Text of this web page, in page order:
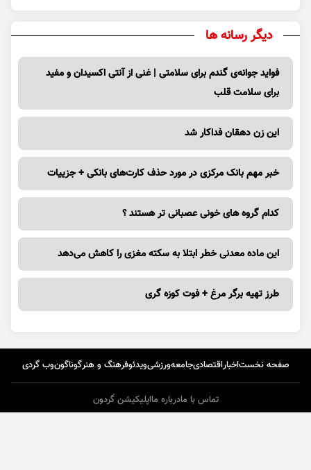
دیگر رسانه ها
فواید جوانه‌ی گندم برای سلامتی | غنی از آنتی اکسیدان و مفید
برای سلامت قلب
این زن دهقان فداکار شد
خبر مهم بانک مرکزی در مورد حذف کارت‌های بانکی + جزییات
کدام گروه های خونی عصبانی تر هستند ؟
این ماده معدنی خطر ابتلا به سکته مغزی را کاهش می‌دهد
طرز تهیه برگر مرغ + فوت کوزه گری
صفحه نخستاخباراقتصادیجامعهورزشیویدئوفرهنگ و هنرگوناگونوب گردی
تماس با مادرباره مااپلیکیشن گردون